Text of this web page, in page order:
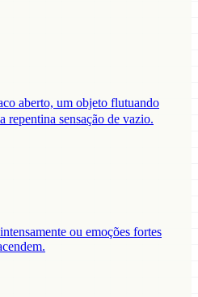
aberto, um objeto flutuando
repentina sensação de vazio.
ou emoções fortes